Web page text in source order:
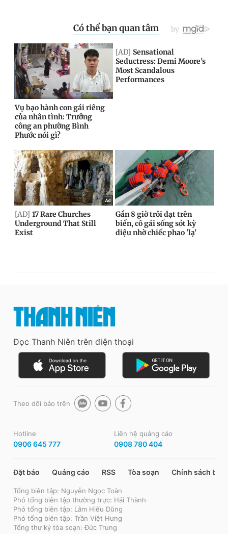
Đọc Thanh Niên trên điện thoại
Theo dõi báo trên
Hotline
0906 645 777
Liên hệ quảng cáo
0908 780 404
Đặt báo Quảng cáo RSS Tòa soạn Chính sách bảo
Tổng biên tập: Nguyễn Ngọc Toàn
Phó tổng biên tập thường trực: Hải Thành
Phó tổng biên tập: Lâm Hiếu Dũng
Phó tổng biên tập: Trần Việt Hưng
Tổng thư ký tòa soạn: Đức Trung